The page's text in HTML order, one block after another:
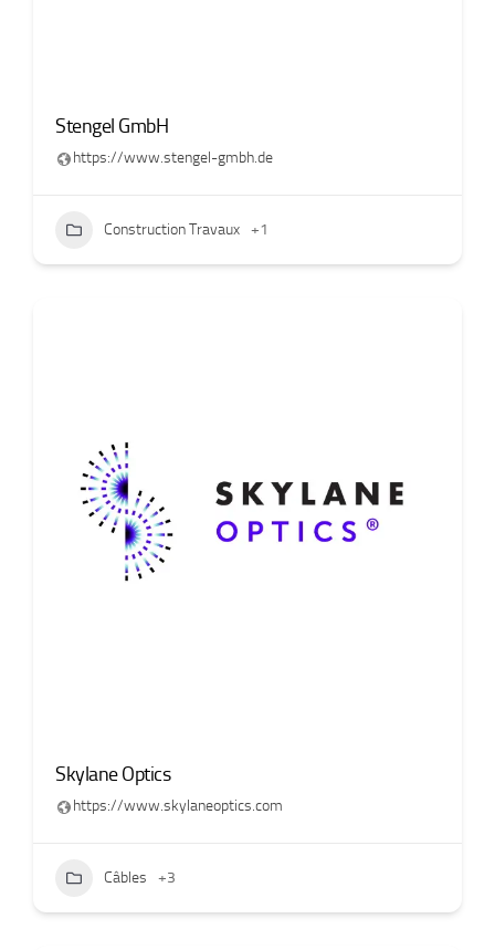
Stengel GmbH
https://www.stengel-gmbh.de
Construction Travaux +1
Skylane Optics
https://www.skylaneoptics.com
Câbles +3